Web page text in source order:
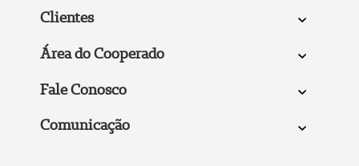
Clientes
Área do Cooperado
Fale Conosco
Comunicação